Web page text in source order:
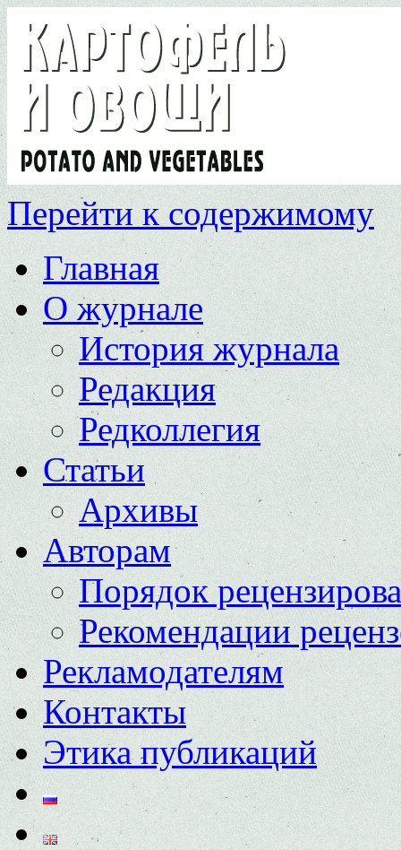
Перейти к содержимому
Главная
О журнале
История журнала
Редакция
Редколлегия
Статьи
Архивы
Авторам
Порядок
Рекомендации
Рекламодателям
Контакты
Этика публикаций